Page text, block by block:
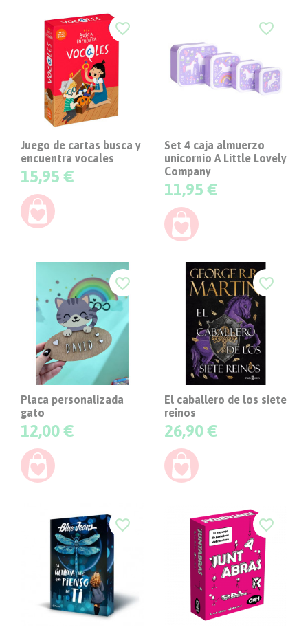
Juego de cartas busca y
encuentra vocales
Precio
15,95 €
favorite_border
Set 4 caja almuerzo
unicornio A Little Lovely
Company
Precio
11,95 €
favorite_border
Placa personalizada
gato
Precio
12,00 €
favorite_border
El caballero de los siete
reinos
Precio
26,90 €
favorite_border
favorite_border favorite_border